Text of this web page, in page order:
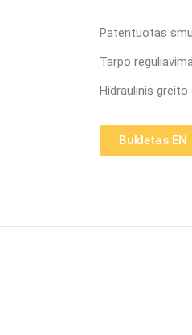
Patentuotas
Tarpo
Hidraulinis
Bukletas EN